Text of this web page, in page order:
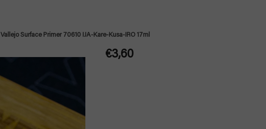
Vallejo Surface Primer 70610 IJA-Kare-Kusa-IRO 17ml
€3,60